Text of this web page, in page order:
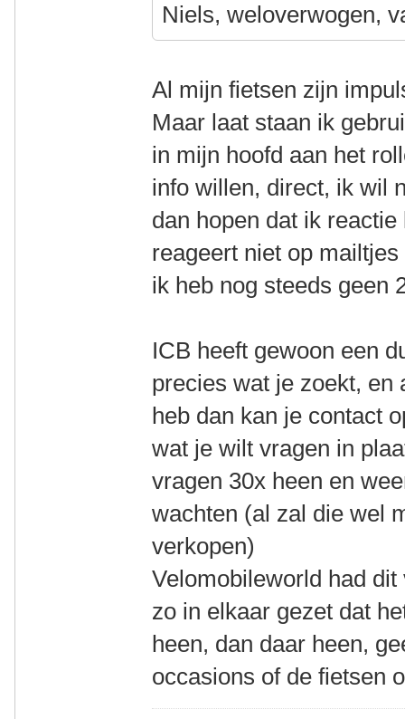
Niels, weloverwogen,
Al mijn fietsen zijn
Maar laat staan ik
in mijn hoofd aan het
info willen, direct, ik wil
dan hopen dat ik
reageert niet op
ik heb nog steeds
ICB heeft gewoon een
precies wat je zoekt, en
heb dan kan je contact
wat je wilt vragen in
vragen 30x heen en
wachten (al zal die wel
verkopen)
Velomobileworld had
zo in elkaar gezet dat
heen, dan daar heen,
occasions of de fietsen